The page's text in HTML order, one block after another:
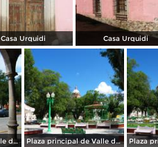
Casa Urquidi Casa Urquidi
Plaza principal de Valle de Allende desde los arcos Plaza principal de Valle de Allende